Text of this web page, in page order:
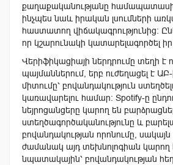
քաղաքականությանը
ինչպես նաև իրական լսումների
հաստատող վիճակագրությունից։
որ կշարունակի կատարելագործել
Վերիֆիկացիայի ներդրումը տեղի է
պայմաններում, երբ ուժեղացել է
միտումը՝ բովանդակություն
կառավարելու համար։ Spotify-ը
նեյրոցանցերը կարող են
ստեղծագործականությունը և
բովանդակության որոնումը, սակայն
ժամանակ այդ տեխնոլոգիան կարող
նպատակային՝ բովանդակության